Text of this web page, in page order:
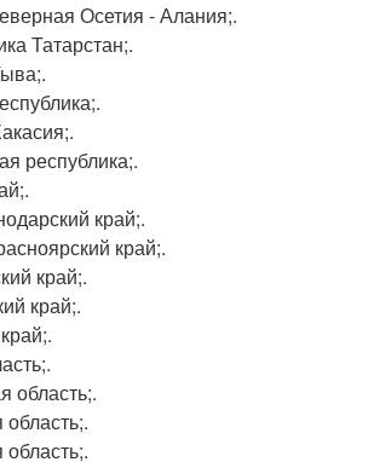
Осетия - Алания;.
Татарстан;.
республика;.
край;.
край;.
край;.
край;.
область;.
область;.
область;.